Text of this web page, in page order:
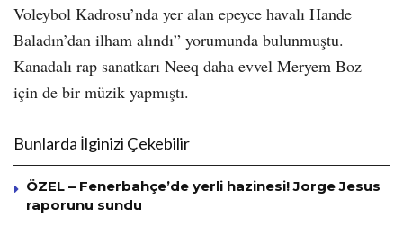
Voleybol Kadrosu’nda yer alan epeyce havalı Hande
Baladın’dan ilham alındı” yorumunda bulunmuştu.
Kanadalı rap sanatkarı Neeq daha evvel Meryem Boz
için de bir müzik yapmıştı.
Bunlarda İlginizi Çekebilir
ÖZEL – Fenerbahçe’de yerli hazinesi! Jorge Jesus
raporunu sundu